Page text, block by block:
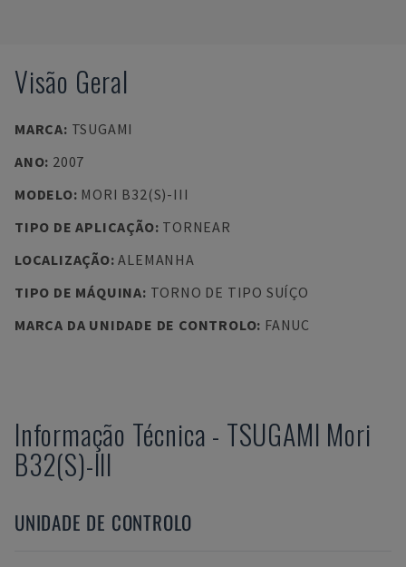
Visão Geral
MARCA: TSUGAMI
ANO: 2007
MODELO: MORI B32(S)-III
TIPO DE APLICAÇÃO: TORNEAR
LOCALIZAÇÃO:ALEMANHA
TIPO DE MÁQUINA: TORNO DE TIPO SUÍÇO
MARCA DA UNIDADE DE CONTROLO: FANUC
Informação Técnica - TSUGAMI Mori
B32(S)-III
UNIDADE DE CONTROLO